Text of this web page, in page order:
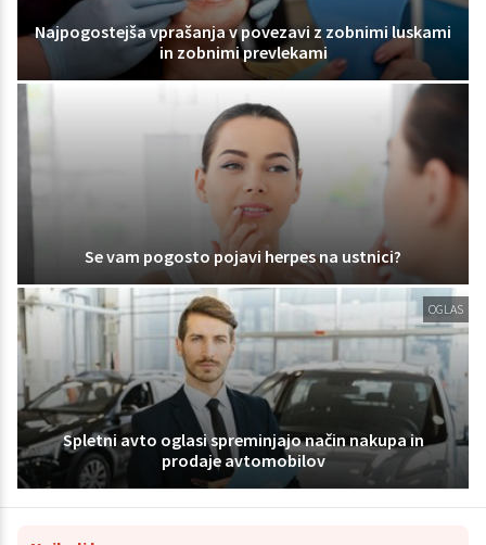
Najpogostejša vprašanja v povezavi z zobnimi luskami
in zobnimi prevlekami
Se vam pogosto pojavi herpes na ustnici?
OGLAS
Spletni avto oglasi spreminjajo način nakupa in
prodaje avtomobilov